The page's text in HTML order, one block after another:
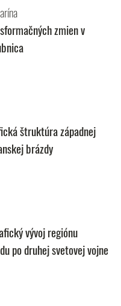
zmien v
štruktúra západnej
brázdy
vývoj regiónu
po druhej svetovej vojne